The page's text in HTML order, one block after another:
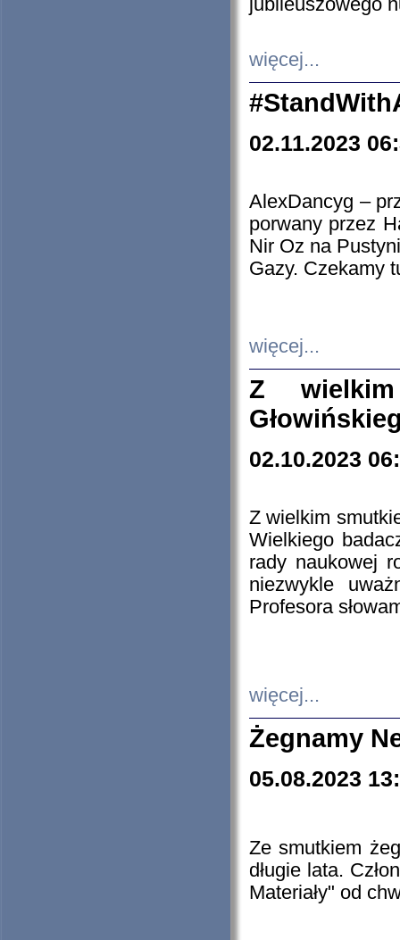
jubileuszowego
więcej...
02.11.2023
AlexDancyg –
porwany przez
Nir Oz na
Gazy. Czekamy
więcej...
Z
02.10.2023
Z wielkim
Wielkiego
rady naukowej
niezwykle
Profesora
więcej...
Żegnamy
05.08.2023
Ze smutkiem
długie lata.
Materiały" od